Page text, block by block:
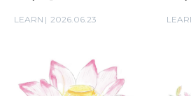
LEARN 2026.06.23